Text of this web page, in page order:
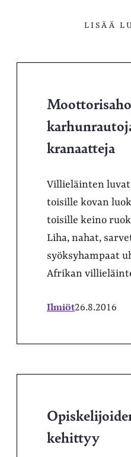
LISÄÄ
kranaatteja
Villieläinten
toisille kovan
toisille keino
Liha, nahat,
syöksyhampaat
Afrikan
Ilmiöt26.8.2016
kehittyy